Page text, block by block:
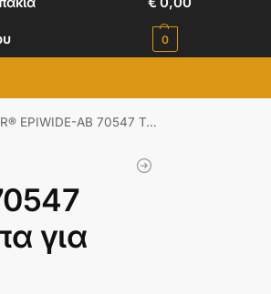
0
Τάπα για Ταινία LED Αδιάβροχο IP65 – Διάφανο – Μ2.2 x Π1.5 x Υ0.8cm
για